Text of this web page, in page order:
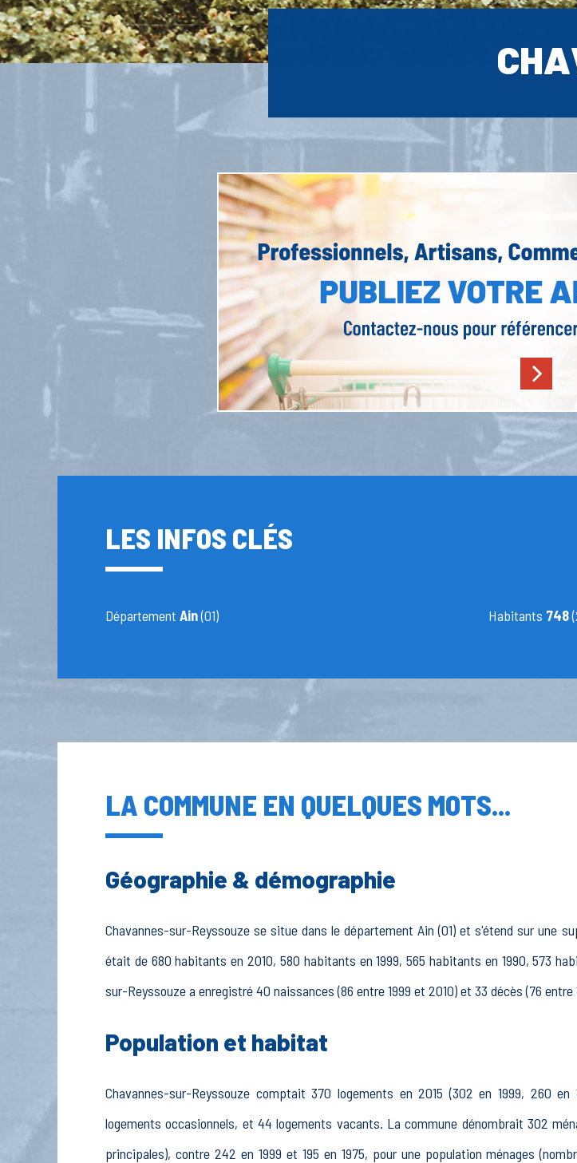
LES INFOS CLÉS
Département Ain(01) Habitants 748
LA COMMUNE EN QUELQUES MOTS...
Géographie & démographie
Chavannes-sur-Reyssouze se situe dans le département Ain (01) et s'étend sur une
était de 680 habitants en 2010, 580 habitants en 1999, 565 habitants en 1990, 573
sur-Reyssouze a enregistré 40 naissances (86 entre 1999 et 2010) et 33 décès (76
Population et habitat
Chavannes-sur-Reyssouze comptait 370 logements en 2015 (302 en 1999, 260
logements occasionnels, et 44 logements vacants. La commune dénombrait 302
principales), contre 242 en 1999 et 195 en 1975, pour une population ménages